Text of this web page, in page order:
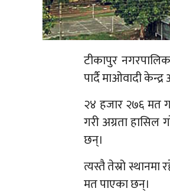
टीकापुर
पार्दै माओवादी
२४ हजार २७६ मत
गरी अग्रता हासिल
छन्।
त्यस्तै तेस्रो
मत पाएका छन्।